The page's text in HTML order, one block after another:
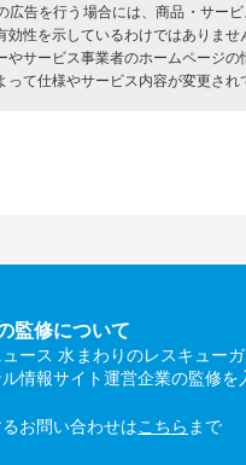
広告を行う場合には、商品・サー
効性を示しているわけではありま
やサービス事業者のホームページ
って仕様やサービス内容が変更さ
監修について
ース 水まわりのレスキュー
情報サイト運営企業の監修を
お問い合わせはこちら まで